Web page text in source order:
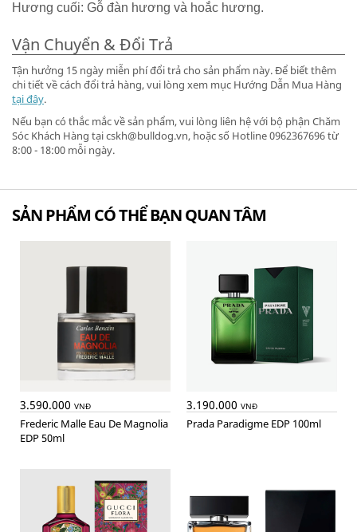
Hương cuối: Gỗ đàn hương và hoắc hương.
Vận Chuyển & Đổi Trả
Tận hưởng 15 ngày miễn phí đổi trả cho sản phẩm này. Để biết thêm
chi tiết về cách đổi trả hàng, vui lòng xem mục Hướng Dẫn Mua Hàng
tại đây.
Nếu bạn có thắc mắc về sản phẩm, vui lòng liên hệ với bộ phận Chăm
Sóc Khách Hàng tại cskh@bulldog.vn, hoặc số Hotline 0962367696 từ
8:00 - 18:00 mỗi ngày.
SẢN PHẨM CÓ THỂ BẠN QUAN TÂM
3.590.000 VNĐ
Frederic Malle Eau De Magnolia
EDP 50ml
3.190.000 VNĐ
Prada Paradigme EDP 100ml